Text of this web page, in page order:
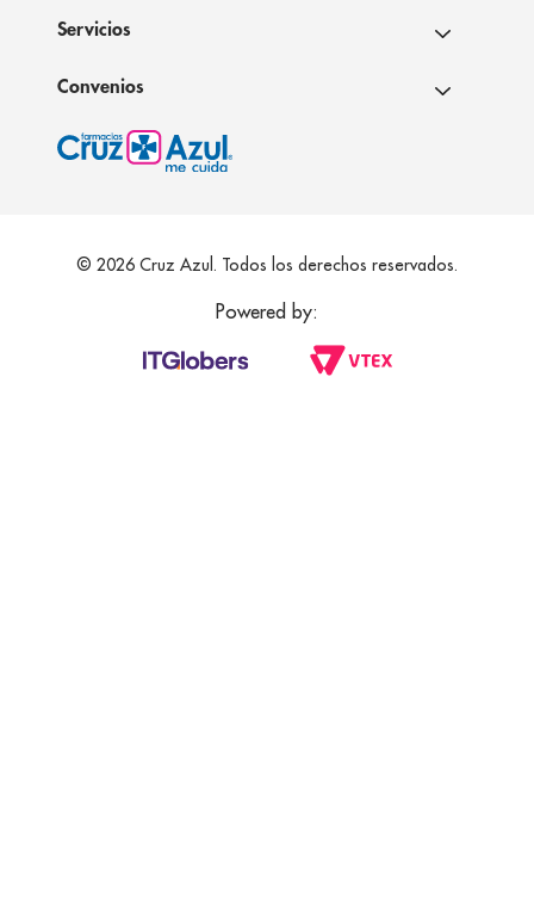
Servicios
Convenios
© 2026 Cruz Azul. Todos los derechos reservados.
Powered by: